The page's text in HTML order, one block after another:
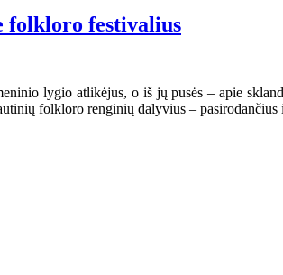
folkloro festivalius
lygio atlikėjus, o iš jų pusės – apie
folkloro renginių dalyvius –